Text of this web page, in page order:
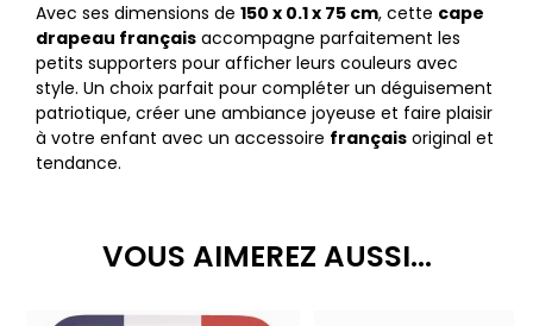
Avec ses dimensions de 150 x 0.1 x 75 cm, cette cape
drapeau français accompagne parfaitement les
petits supporters pour afficher leurs couleurs avec
style. Un choix parfait pour compléter un déguisement
patriotique, créer une ambiance joyeuse et faire plaisir
à votre enfant avec un accessoire français original et
tendance.
VOUS AIMEREZ AUSSI...